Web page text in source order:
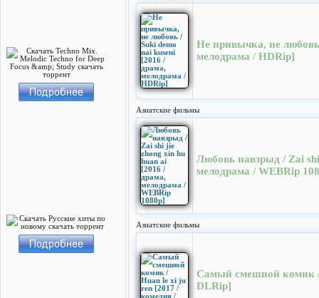
Не привычка, не
мелодрама / HDRip]
Азиатские фильмы
Любовь навзрыд / Zai
мелодрама / WEBRip
Азиатские фильмы
Самый смешной комик /
DLRip]